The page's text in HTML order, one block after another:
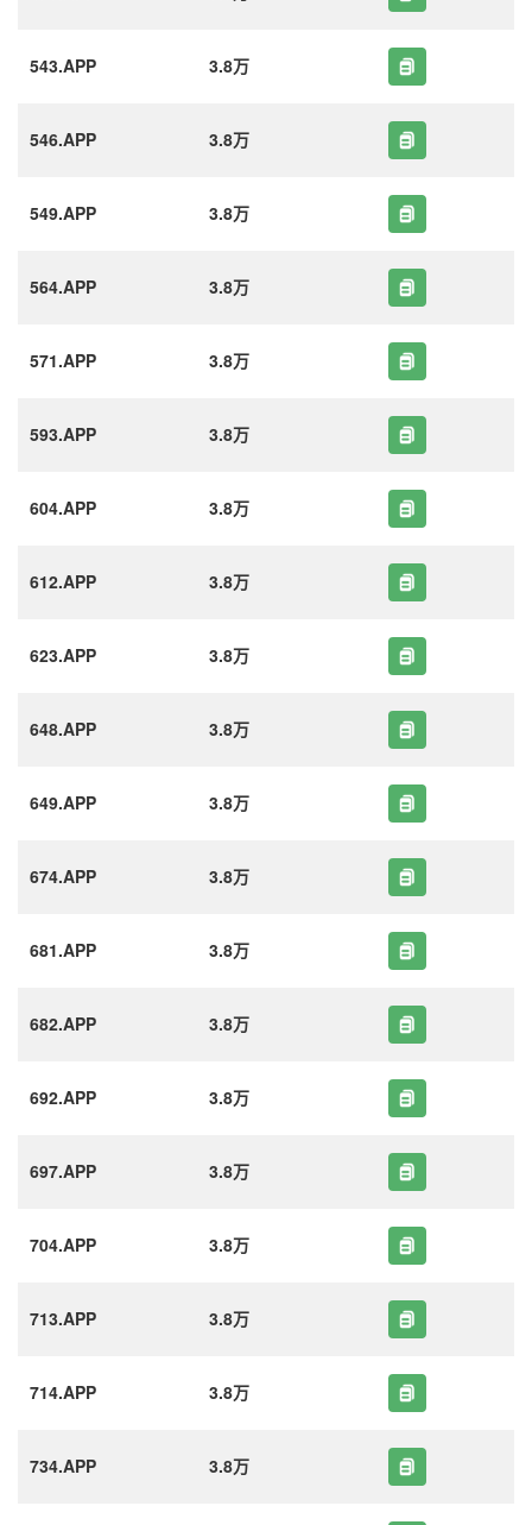
543.APP 3.8万
546.APP 3.8万
549.APP 3.8万
564.APP 3.8万
571.APP 3.8万
593.APP 3.8万
604.APP 3.8万
612.APP 3.8万
623.APP 3.8万
648.APP 3.8万
649.APP 3.8万
674.APP 3.8万
681.APP 3.8万
682.APP 3.8万
692.APP 3.8万
697.APP 3.8万
704.APP 3.8万
713.APP 3.8万
714.APP 3.8万
734.APP 3.8万